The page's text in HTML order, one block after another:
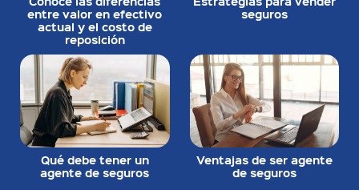
entre valor en efectivo
actual y el costo de
reposición
seguros
Qué debe tener un
agente de seguros
Ventajas de ser agente
de seguros